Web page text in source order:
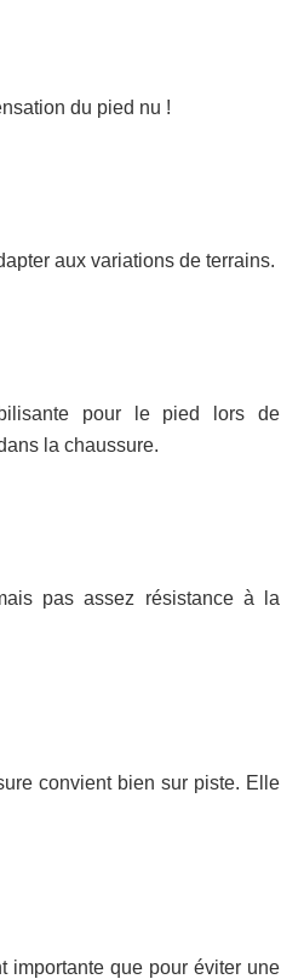
du pied nu !
aux variations de terrains.
pour le pied lors de
la chaussure.
pas assez résistance à la
convient bien sur piste. Elle
importante que pour éviter une